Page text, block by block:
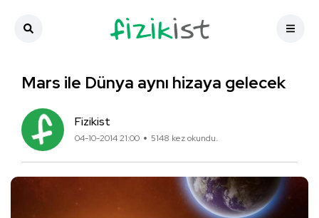
Mars ile Dünya aynı hizaya gelecek
Fizikist
04-10-2014 21:00 5148 kez okundu.